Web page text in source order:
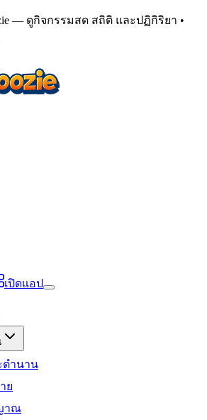
— ดูกิจกรรมสด สถิติ และปฏิกิริยา •
เปิดแอป
ตำนาน
ย
าณ